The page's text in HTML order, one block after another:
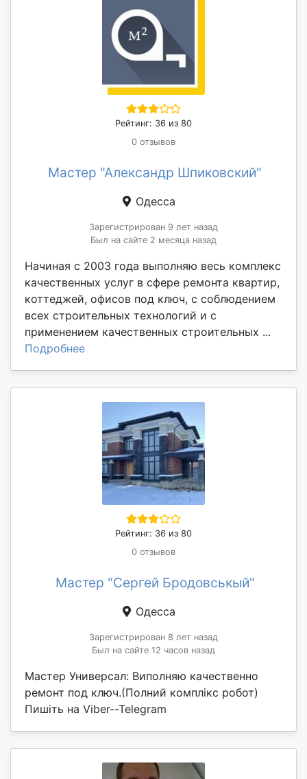
Рейтинг: 36 из 80
0 отзывов
Мастер "Александр Шпиковский"
Одесса
Зарегистрирован 9 лет назад
Был на сайте 2 месяца назад
Начиная с 2003 года выполняю весь комплекс
качественных услуг в сфере ремонта квартир,
коттеджей, офисов под ключ, с соблюдением
всех строительных технологий и с
применением качественных строительных ...
Подробнее
Рейтинг: 36 из 80
0 отзывов
Мастер "Сергей Бродовськый"
Одесса
Зарегистрирован 8 лет назад
Был на сайте 12 часов назад
Мастер Универсал: Виполняю качественно
ремонт под ключ.(Полний комплікс робот)
Пишіть на Viber--Telegram